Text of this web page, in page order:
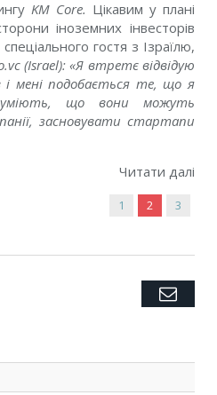
KM Core. Цікавим у плані
іноземних інвесторів
гостя з Ізраїлю,
(Israel): «Я втретє відвідую
і мені подобається те, що я
що вони можуть
засновувати стартапи
Читати далі
1 2 3
Twitter
Facebook
Google+
Pinterest
LinkedIn
Tumblr